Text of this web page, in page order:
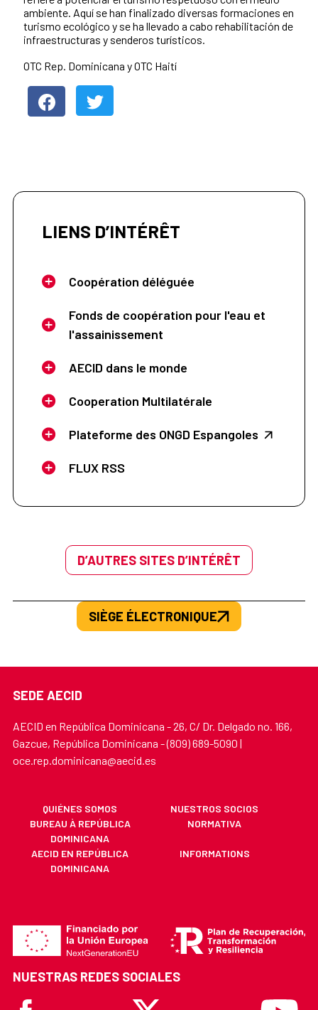
ambiente. Aquí se han finalizado diversas formaciones en
turismo ecológico y se ha llevado a cabo rehabilitación de
infraestructuras y senderos turísticos.
OTC Rep. Dominicana y OTC Haití
LIENS D’INTÉRÊT
Coopération déléguée
Fonds de coopération pour l'eau et
l'assainissement
AECID dans le monde
Cooperation Multilatérale
Plateforme des ONGD Espangoles
FLUX RSS
D’AUTRES SITES D’INTÉRÊT
SIÈGE ÉLECTRONIQUE
SEDE AECID
AECID en República Dominicana - 26, C/ Dr. Delgado no. 166,
Gazcue, República Dominicana - (809) 689-5090 |
oce.rep.dominicana@aecid.es
QUIÉNES SOMOS
NUESTROS SOCIOS
BUREAU À REPÚBLICA
DOMINICANA
NORMATIVA
AECID EN REPÚBLICA
DOMINICANA
INFORMATIONS
NUESTRAS REDES SOCIALES